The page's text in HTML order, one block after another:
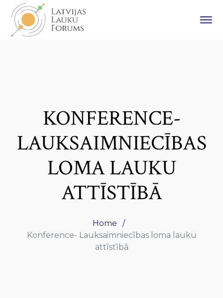
KONFERENCE-
LAUKSAIMNIECĪBAS
LOMA LAUKU
ATTĪSTĪBĀ
Home
Konference- Lauksaimniecības loma lauku
attīstībā